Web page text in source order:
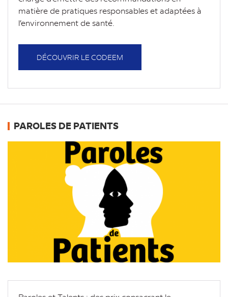
matière de pratiques responsables et adaptées à
l’environnement de santé.
DÉCOUVRIR LE CODEEM
PAROLES DE PATIENTS